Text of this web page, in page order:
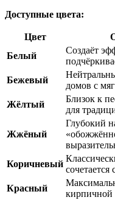
Доступные цвета:
Цвет
Белый
Создаёт
Бежевый
домов с
Жёлтый
Близок к
для
Жжёный
Глубокий
Коричневый
Красный
кирпичной